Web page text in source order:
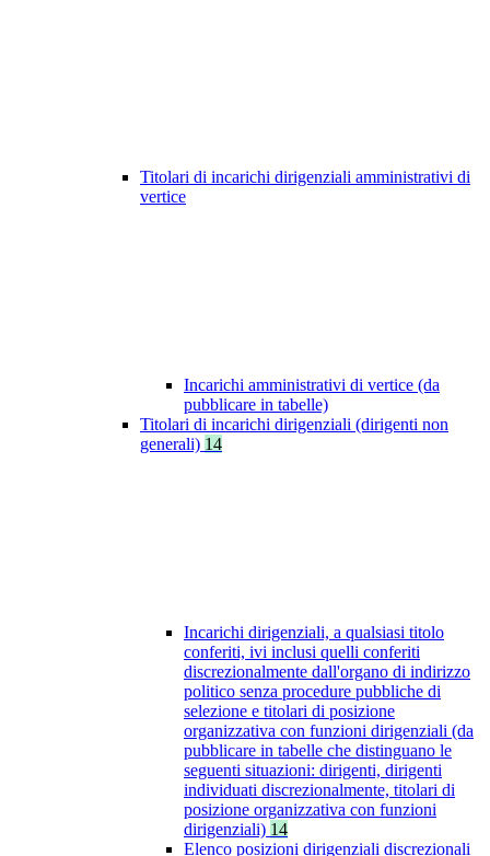
Titolari di incarichi dirigenziali amministrativi di
vertice
Incarichi amministrativi di vertice (da
pubblicare in tabelle)
Titolari di incarichi dirigenziali (dirigenti non
generali) 14
Incarichi dirigenziali, a qualsiasi titolo
conferiti, ivi inclusi quelli conferiti
discrezionalmente dall'organo di indirizzo
politico senza procedure pubbliche di
selezione e titolari di posizione
organizzativa con funzioni dirigenziali (da
pubblicare in tabelle che distinguano le
seguenti situazioni: dirigenti, dirigenti
individuati discrezionalmente, titolari di
posizione organizzativa con funzioni
dirigenziali) 14
Elenco posizioni dirigenziali discrezionali